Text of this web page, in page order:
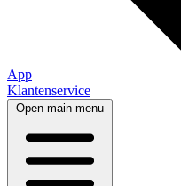
App
Klantenservice
Open main menu